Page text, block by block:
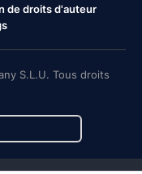
de droits d'auteur
S.L.U. Tous droits